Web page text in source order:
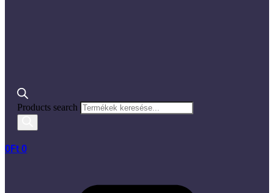
Products search
0Ft 0